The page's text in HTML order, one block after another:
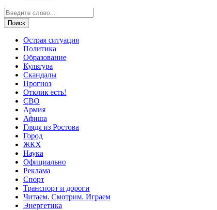
Острая ситуация
Политика
Образование
Культура
Скандалы
Прогноз
Отклик есть!
СВО
Армия
Афиша
Глядя из Ростова
Город
ЖКХ
Наука
Официально
Реклама
Спорт
Транспорт и дороги
Читаем. Смотрим. Играем
Энергетика